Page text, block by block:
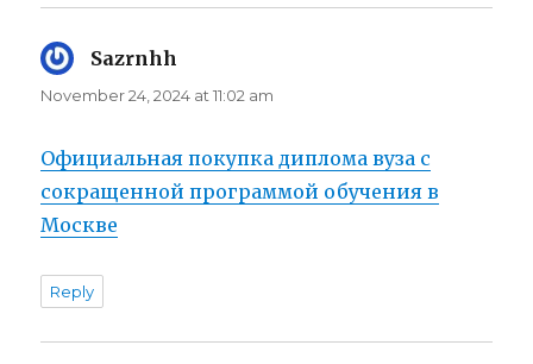
Sazrnhh
November 24, 2024 at 11:02 am
Официальная покупка диплома вуза с
сокращенной программой обучения в
Москве
Reply